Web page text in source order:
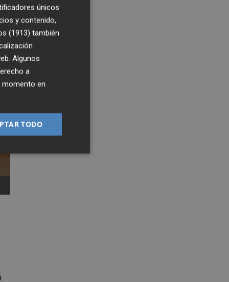
únicos
y contenido,
(1913) también
Algunos
a
momento en
TODO